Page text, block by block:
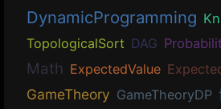
DynamicProgramming
TopologicalSort DAG
Math ExpectedValue
GameTheory GameTheoryDP